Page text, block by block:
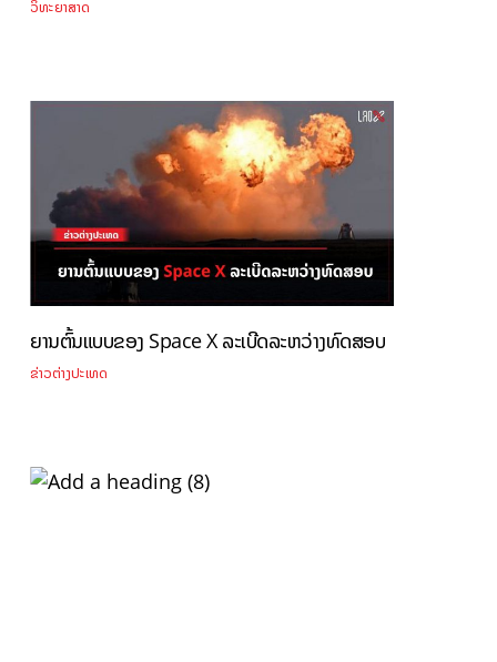
ວິທະຍາສາດ
ຍານຕົ້ນແບບຂອງ Space X ລະເບີດລະຫວ່າງທົດສອບ
ຂ່າວຕ່າງປະເທດ